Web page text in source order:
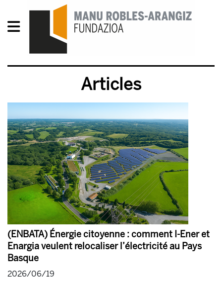
Articles
(ENBATA) Énergie citoyenne : comment I-Ener et
Enargia veulent relocaliser l’électricité au Pays
Basque
2026/06/19